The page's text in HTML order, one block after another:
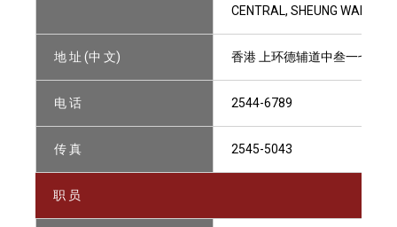
CENTRAL, SHEUNG WAN,
地 址 (中 文) 香港 上环德辅道中叁一七至
电 话 2544-6789
传 真 2545-5043
职 员